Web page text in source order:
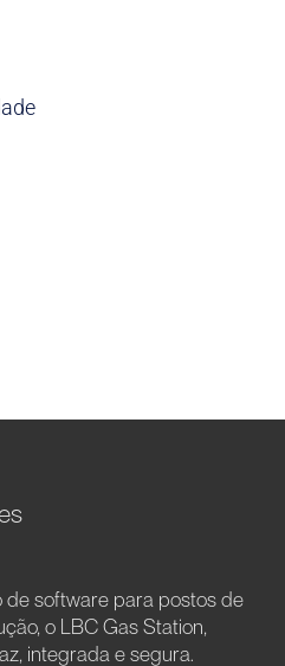
software para postos de
o LBC Gas Station,
integrada e segura.